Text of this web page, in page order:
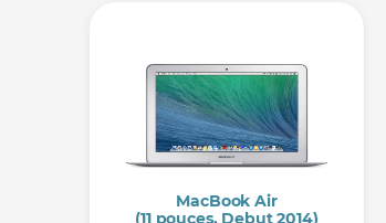
MacBook Air
(11 pouces, Debut 2014)